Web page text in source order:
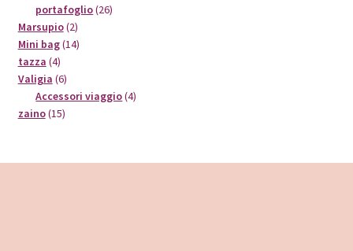
prodotti
portafoglio 2626
Marsupio 22
prodotti
Mini bag 1414
tazza 44
prodotti
Valigia 66
prodotti
Accessori viaggio 44
zaino 1515